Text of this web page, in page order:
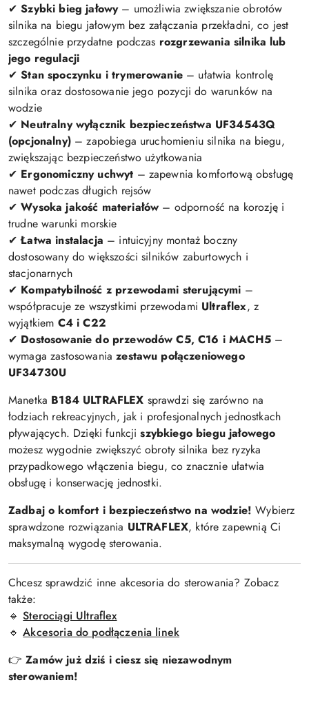
✔Szybki bieg jałowy– umożliwia zwiększanie obrotów
silnika na biegu jałowym bez załączania przekładni, co jest
szczególnie przydatne podczas rozgrzewania silnika lub
jego regulacji
✔Stan spoczynku i trymerowanie– ułatwia kontrolę
silnika oraz dostosowanie jego pozycji do warunków na
wodzie
✔ Neutralny wyłącznik bezpieczeństwa UF34543Q
(opcjonalny)– zapobiega uruchomieniu silnika na biegu,
zwiększając bezpieczeństwo użytkowania
✔ Ergonomiczny uchwyt – zapewnia komfortową obsługę
nawet podczas długich rejsów
✔Wysoka jakość materiałów – odporność na korozję i
trudne warunki morskie
✔Łatwa instalacja – intuicyjny montaż boczny
dostosowany do większości silników zaburtowych i
stacjonarnych
✔ Kompatybilność z przewodami sterującymi –
współpracuje ze wszystkimi przewodami Ultraflex, z
wyjątkiem C4 i C22
✔ Dostosowanie do przewodów C5, C16 i MACH5–
wymaga zastosowaniazestawu połączeniowego
UF34730U
Manetka B184 ULTRAFLEX sprawdzi się zarówno na
łodziach rekreacyjnych, jak i profesjonalnych jednostkach
pływających. Dzięki funkcjiszybkiego biegu jałowego
możesz wygodnie zwiększyć obroty silnika bez ryzyka
przypadkowego włączenia biegu, co znacznie ułatwia
obsługę i konserwację jednostki.
Zadbaj o komfort i bezpieczeństwo na wodzie! Wybierz
sprawdzone rozwiązania ULTRAFLEX, które zapewnią Ci
maksymalną wygodę sterowania.
Chcesz sprawdzić inne akcesoria do sterowania? Zobacz
także:
🔹Sterociągi Ultraflex
🔹Akcesoria do podłączenia linek
👉Zamów już dziś i ciesz się niezawodnym
sterowaniem!